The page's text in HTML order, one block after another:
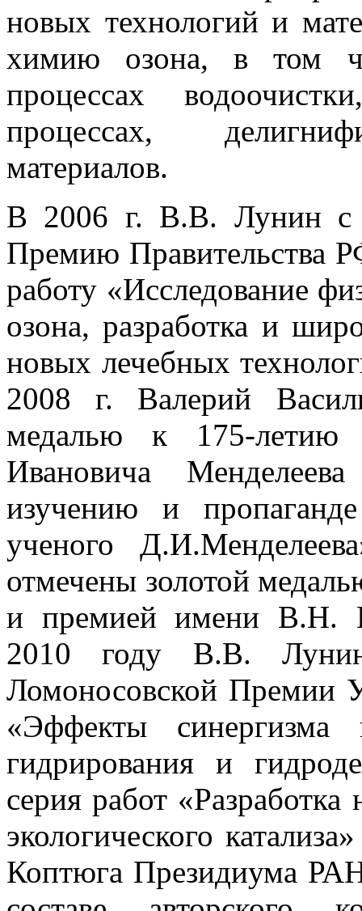
новых технологий и
химию озона, в том
процессах
процессах,
материалов.
В 2006 г. В.В. Лунин с
Премию Правительства
работу «Исследование
озона, разработка и
новых лечебных
2008 г. Валерий
медалью к 175-
Ивановича
изучению и
ученого
отмечены золотой
и премией имени В.Н.
2010 году В.В.
Ломоносовской Премии
«Эффекты
гидрирования и
серия работ «Разработка
экологического
Коптюга Президиума